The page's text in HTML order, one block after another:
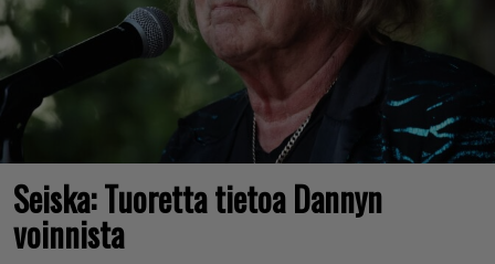
Seiska: Tuoretta tietoa Dannyn
voinnista